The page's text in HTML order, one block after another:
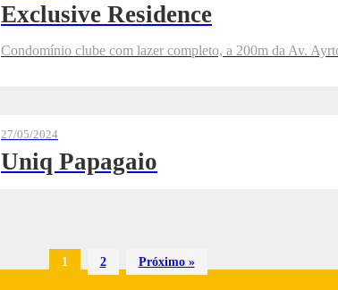
Exclusive Residence
Condomínio clube com lazer completo, a 200m da Av.
27/05/2024
Uniq Papagaio
1 2 Próximo »